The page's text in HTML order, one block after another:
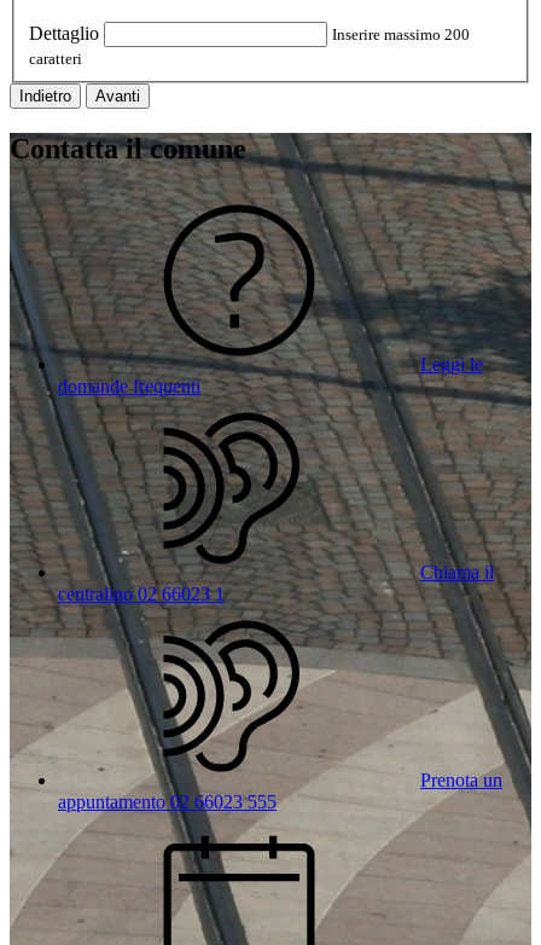
Dettaglio
Inserire massimo 200
caratteri
Indietro Avanti
Contatta il comune
Leggi le
domande frequenti
Chiama il
centralino 02 66023 1
Prenota un
appuntamento 02 66023 555